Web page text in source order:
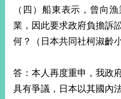
（四）船東表示，曾向
業，因此要求政府負擔訴
何？（日本共同社柯淑齡小
答：本人再度重申，我政
具有爭議，日本以其國內